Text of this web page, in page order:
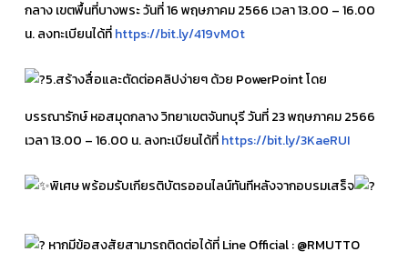
กลาง เขตพื้นที่บางพระ วันที่ 16 พฤษภาคม 2566 เวลา 13.00 – 16.00
น. ลงทะเบียนได้ที่https://bit.ly/419vM0t
5.สร้างสื่อและตัดต่อคลิปง่ายๆ ด้วย PowerPoint โดย
บรรณารักษ์ หอสมุดกลาง วิทยาเขตจันทบุรี วันที่ 23 พฤษภาคม 2566
เวลา 13.00 – 16.00 น. ลงทะเบียนได้ที่https://bit.ly/3KaeRUI
พิเศษ พร้อมรับเกียรติบัตรออนไลน์ทันทีหลังจากอบรมเสร็จ
หากมีข้อสงสัยสามารถติดต่อได้ที่ Line Official : @RMUTTO